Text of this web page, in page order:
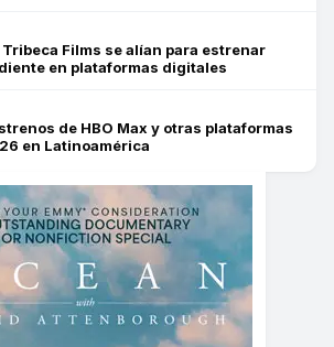
Tribeca Films se alían para estrenar
en plataformas digitales
de HBO Max y otras plataformas
en Latinoamérica